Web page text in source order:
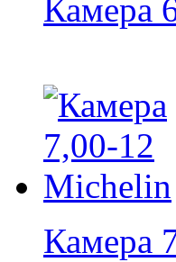
Камера
Камера